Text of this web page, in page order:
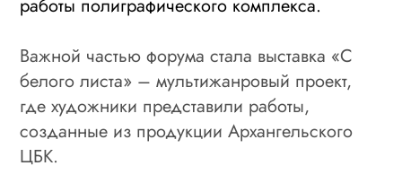
работы полиграфического комплекса.
Важной частью форума стала выставка «С
белого листа» – мультижанровый проект,
где художники представили работы,
созданные из продукции Архангельского
ЦБК.